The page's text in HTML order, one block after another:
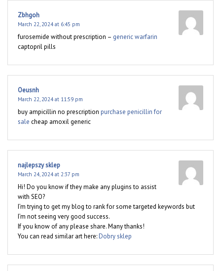
Zbhgoh
March 22, 2024 at 6:45 pm
furosemide without prescription – generic warfarin
captopril pills
Oeusnh
March 22, 2024 at 11:59 pm
buy ampicillin no prescription purchase penicillin for
sale cheap amoxil generic
najlepszy sklep
March 24, 2024 at 2:37 pm
Hi! Do you know if they make any plugins to assist
with SEO?
I’m trying to get my blog to rank for some targeted keywords but
I’m not seeing very good success.
If you know of any please share. Many thanks!
You can read similar art here:Dobry sklep